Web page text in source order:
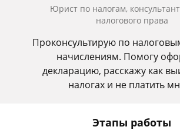
Юрист по налогам,
налогового права
Проконсультирую по
начислениям. Помогу
декларацию, расскажу как
налогах и не платить
Этапы работы